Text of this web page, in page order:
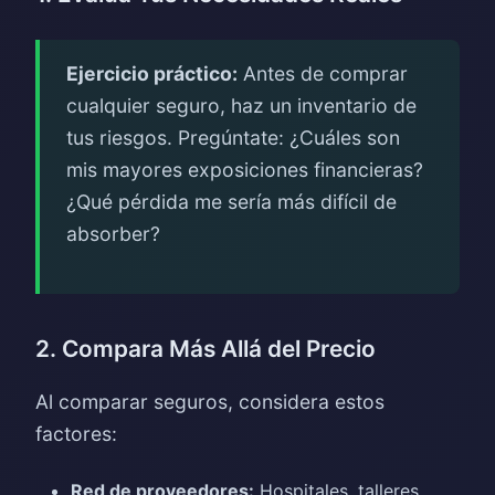
Ejercicio práctico: Antes de comprar
cualquier seguro, haz un inventario de
tus riesgos. Pregúntate: ¿Cuáles son
mis mayores exposiciones financieras?
¿Qué pérdida me sería más difícil de
absorber?
2. Compara Más Allá del Precio
Al comparar seguros, considera estos
factores:
Red de proveedores: Hospitales, talleres,